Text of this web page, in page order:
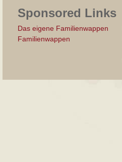
Sponsored Links
Das eigene Familienwappen
Familienwappen